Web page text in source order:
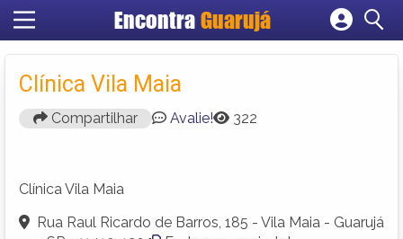
Encontra Guarujá
Cadastrar empresa
Clínica Vila Maia
Compartilhar Avalie! 322
Clínica Vila Maia
Rua Raul Ricardo de Barros, 185 - Vila Maia - Guarujá